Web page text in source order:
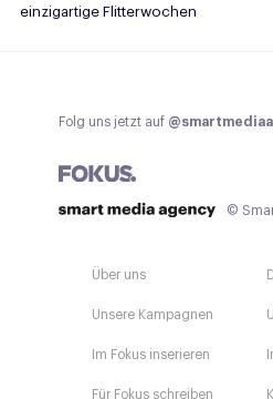
einzigartige Flitterwochen
Folg uns jetzt auf
©
Über uns
Unsere Kampagnen
Im Fokus inserieren
Für Fokus schreiben